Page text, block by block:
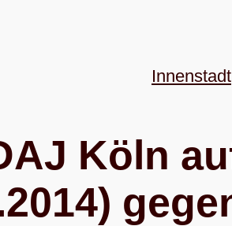
Innenstadt
Köln